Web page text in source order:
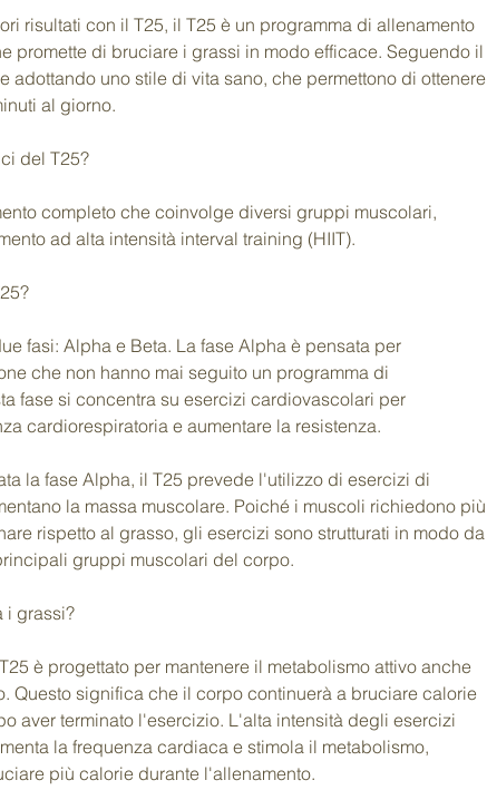
risultati con il T25, il T25 è un programma di allenamento
promette di bruciare i grassi in modo efficace. Seguendo il
adottando uno stile di vita sano, che permettono di ottenere
al giorno.
del T25?
completo che coinvolge diversi gruppi muscolari,
ad alta intensità interval training (HIIT).
fasi: Alpha e Beta. La fase Alpha è pensata per
che non hanno mai seguito un programma di
fase si concentra su esercizi cardiovascolari per
cardiorespiratoria e aumentare la resistenza.
la fase Alpha, il T25 prevede l'utilizzo di esercizi di
la massa muscolare. Poiché i muscoli richiedono più
rispetto al grasso, gli esercizi sono strutturati in modo da
gruppi muscolari del corpo.
i grassi?
è progettato per mantenere il metabolismo attivo anche
Questo significa che il corpo continuerà a bruciare calorie
aver terminato l'esercizio. L'alta intensità degli esercizi
la frequenza cardiaca e stimola il metabolismo,
più calorie durante l'allenamento.